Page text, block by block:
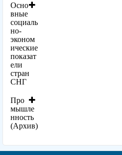
Осно
вные
социаль
но-
эконом
ические
показат
ели
стран
СНГ
Про
мышле
нность
(Архив)